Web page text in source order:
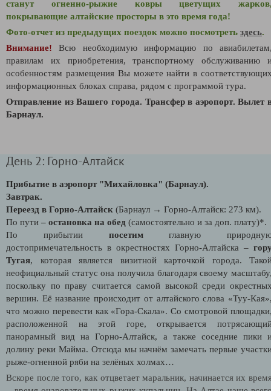
станут огненно-рыжие ковры цветущих
покрывающие алтайские просторы в это время года!
Фото-отчет из предыдущих поездок можно посмотреть здесь.
Внимание!Всю необходимую информацию по
правилам их приобретения, транспортному обслуживанию
особенностям размещения Вы можете найти в
информационных блоках справа, рядом с программой тура.
Отправление из Вашего города. Трансфер в аэропорт.Вылет
Барнаул.
День 2: Горно-Алтайск
Прибытие в аэропорт "Михайловка" (Барнаул).
Завтрак.
Переезд в Горно-Алтайск (Барнаул → Горно-Алтайск: 273 км).
По пути – остановка на обед (самостоятельно и за доп. плату)*.
По прибытии посетимглавную
достопримечательность в окрестностях Горно-Алтайска –
Тугая, которая является визитной карточкой города.
неофициальный статус она получила благодаря своему
поскольку по праву считается самой высокой среди
вершин. Её название происходит от алтайского слова «Туу-
что можно перевести как «Гора-Скала». Со смотровой
расположенной на этой горе, открывается
панорамный вид на Горно-Алтайск, а также соседние пики
долину реки Майма. Отсюда мы начнём замечать первые
рыже-огненной ряби на зелёных холмах…
Вскоре после того, как отцветает маральник, начинается их